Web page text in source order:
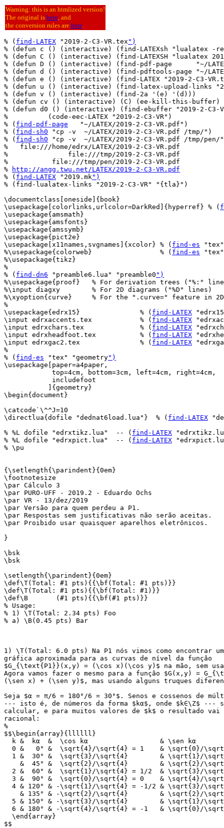
Warning: this is an htmlized version!
The original is here, and
the conversion rules are here.
% ( find-LATEX "2019-2-C3-VR.tex ")
% (defun c () (interactive) (find-LATEXsh "lualatex -
% (defun C () (interactive) (find-LATEXSH "lualatex
% (defun D () (interactive) (find-pdf-page      "~/
% (defun d () (interactive) (find-pdftools-page "~/
% (defun e () (interactive) (find-LATEX "2019-2-C3-
% (defun u () (interactive) (find-latex-upload-links
% (defun v () (interactive) (find-2a '(e) '(d)))
% (defun cv () (interactive) (C) (ee-kill-this-
% (defun d0 () (interactive) (find-ebuffer "2019-2-C3-
%          (code-eec-LATEX "2019-2-C3-VR")
% ( find-pdf-page
   "~/LATEX/2019-2-C3-VR.pdf")
% ( find-sh0 "cp -v  ~/LATEX/2019-2-C3-VR.pdf /tmp/")
% ( find-sh0 "cp -v  ~/LATEX/2019-2-C3-VR.pdf /tmp/pen/
%   file:///home/edrx/LATEX/2019-2-C3-VR.pdf
%               file:///tmp/2019-2-C3-VR.pdf
%           file:///tmp/pen/2019-2-C3-VR.pdf
%
http://angg.twu.net/LATEX/2019-2-C3-VR.pdf
% ( find-LATEX "2019.mk")
% (find-lualatex-links "2019-2-C3-VR" "{tla}")
\documentclass[oneside]{book}
\usepackage[colorlinks,urlcolor=DarkRed]{hyperref} % (
\usepackage{amsmath}
\usepackage{amsfonts}
\usepackage{amssymb}
\usepackage{pict2e}
\usepackage[x11names,svgnames]{xcolor} % ( find-es
%\usepackage{colorweb}                 % ( find-es "tex"
%\usepackage{tikz}
%
% ( find-dn6 "preamble6.lua" "preamble0 ")
%\usepackage{proof}   % For derivation trees ("%:"
%\input diagxy        % For 2D diagrams ("%D" lines)
%\xyoption{curve}     % For the ".curve=" feature in 2D
%
\usepackage{edrx15}               % ( find-LATEX
\input edrxaccents.tex            % ( find-LATEX
\input edrxchars.tex              % ( find-LATEX
\input edrxheadfoot.tex           % ( find-LATEX
\input edrxgac2.tex               % ( find-LATEX
%
% ( find-es "tex" "geometry")
\usepackage[paper=a4paper,
            top=4cm, bottom=3cm, left=4cm, right=4cm,
            includefoot
           ]{geometry}
\begin{document}
\catcode`\^^J=10
\directlua{dofile "dednat6load.lua"}  % ( find-LATEX
% %L dofile "edrxtikz.lua"  -- ( find-LATEX
% %L dofile "edrxpict.lua"  -- ( find-LATEX
% \pu
{\setlength{\parindent}{0em}
\footnotesize
\par Cálculo 3
\par PURO-UFF - 2019.2 - Eduardo Ochs
\par VR - 13/dez/2019
\par Versão para quem perdeu a P1.
\par Respostas sem justificativas não serão aceitas.
\par Proibido usar quaisquer aparelhos eletrônicos.
}
\bsk
\bsk
\setlength{\parindent}{0em}
\def\T(Total: #1 pts){{\bf(Total: #1 pts)}}
\def\T(Total: #1 pts){{\bf(Total: #1)}}
\def\B       (#1 pts){{\bf(#1 pts)}}
% Usage:
% 1) \T(Total: 2.34 pts) Foo
% a) \B(0.45 pts) Bar
1) \T(Total: 6.0 pts) Na P1 nós vimos como encontrar
gráfica aproximada para as curvas de nível da função
$G_{\text{P1}}(x,y) = (\cos x)(\cos y)$ na mão, sem
Agora vamos fazer o mesmo para a função $G(x,y) =
(\sen x) + (\sen y)$, mas usando alguns truques
Seja $α = π/6 = 180°/6 = 30°$. Senos e cossenos de
--- isto é, de números da forma $kα$, onde $k∈\Z$ ---
calcular, e para muitos valores de $k$ o resultado vai
racional:
%
$$\begin{array}{llllll}
k &  kα  &  \cos kα                  & \sen kα
0 &   0° &  \sqrt{4}/\sqrt{4} = 1    & \sqrt{0}/
1 &  30° &  \sqrt{3}/\sqrt{4}        & \sqrt{1}/
&  45° &  \sqrt{2}/\sqrt{4}        & \sqrt{2}/
2 &  60° &  \sqrt{1}/\sqrt{4} = 1/2  & \sqrt{3}/
3 &  90° &  \sqrt{0}/\sqrt{4} = 0    & \sqrt{4}/
4 & 120° & -\sqrt{1}/\sqrt{4} = -1/2 & \sqrt{3}/
& 135° & -\sqrt{2}/\sqrt{4}        & \sqrt{2}/
5 & 150° & -\sqrt{3}/\sqrt{4}        & \sqrt{1}/
6 & 180° & -\sqrt{4}/\sqrt{4} = -1   & \sqrt{0}/
  \end{array}
$$